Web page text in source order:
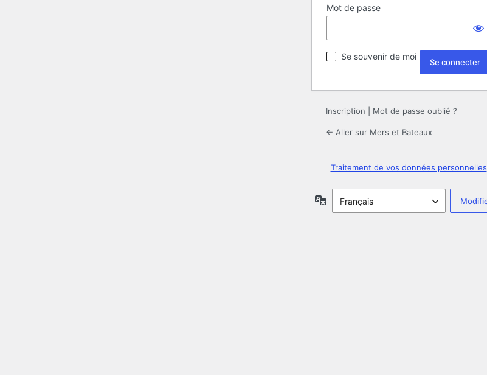
Mot de passe
Se souvenir de moi
Inscription Mot de passe oublié ?
← Aller sur Mers et Bateaux
Traitement de vos données personnelles
Langue